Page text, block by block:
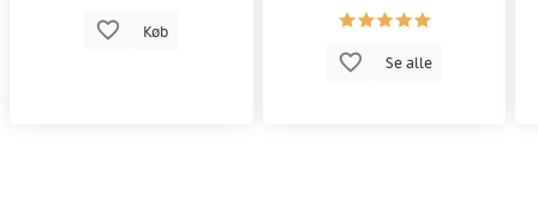
Køb
Se alle